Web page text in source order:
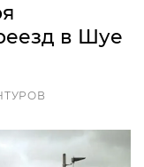
в Шуе